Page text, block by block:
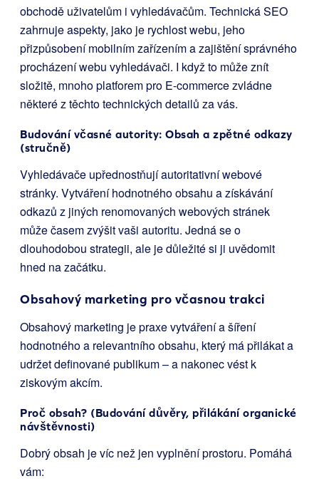
obchodě uživatelům i vyhledávačům. Technická SEO
zahrnuje aspekty, jako je rychlost webu, jeho
přizpůsobení mobilním zařízením a zajištění správného
procházení webu vyhledávači. I když to může znít
složitě, mnoho platforem pro E-commerce zvládne
některé z těchto technických detailů za vás.
Budování včasné autority: Obsah a zpětné odkazy
(stručně)
Vyhledávače upřednostňují autoritativní webové
stránky. Vytváření hodnotného obsahu a získávání
odkazů z jiných renomovaných webových stránek
může časem zvýšit vaši autoritu. Jedná se o
dlouhodobou strategii, ale je důležité si ji uvědomit
hned na začátku.
Obsahový marketing pro včasnou trakci
Obsahový marketing je praxe vytváření a šíření
hodnotného a relevantního obsahu, který má přilákat a
udržet definované publikum – a nakonec vést k
ziskovým akcím.
Proč obsah? (Budování důvěry, přilákání organické
návštěvnosti)
Dobrý obsah je víc než jen vyplnění prostoru. Pomáhá
vám: